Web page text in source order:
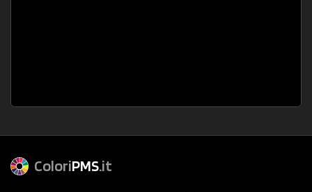
ColoriPMS.it